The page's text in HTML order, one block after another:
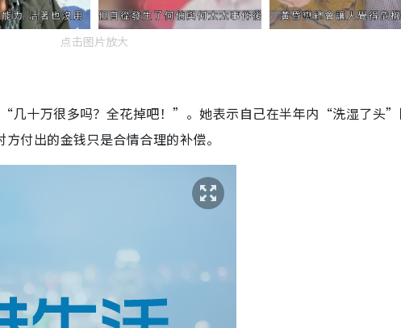
点击图片放大
“几十万很多吗？全花掉吧！”。她表示自己在半年内“洗湿了头
付出的金钱只是合情合理的补偿。